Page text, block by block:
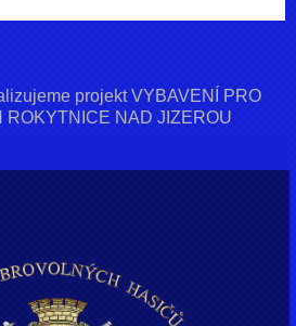
projekt VYBAVENÍ PRO
ROKYTNICE NAD JIZEROU